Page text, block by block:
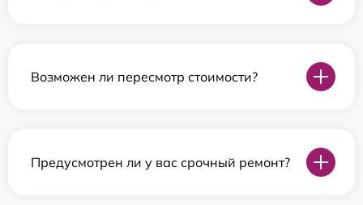
Возможен ли пересмотр стоимости?
Предусмотрен ли у вас срочный ремонт?